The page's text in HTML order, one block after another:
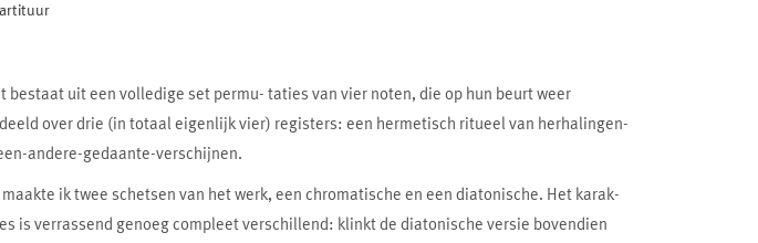
bestaat uit een volledige set permu- taties van vier noten, die op hun beurt weer
over drie (in totaal eigenlijk vier) registers: een hermetisch ritueel van herhalingen-
andere-gedaante-verschijnen.
ik twee schetsen van het werk, een chromatische en een diatonische. Het karak-
is verrassend genoeg compleet verschillend: klinkt de diatonische versie bovendien